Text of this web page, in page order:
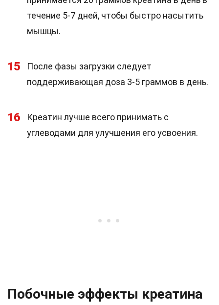
течение 5-7 дней, чтобы быстро насытить
мышцы.
15
После фазы загрузки следует
поддерживающая доза 3-5 граммов в день.
16
Креатин лучше всего принимать с
углеводами для улучшения его усвоения.
Побочные эффекты креатина